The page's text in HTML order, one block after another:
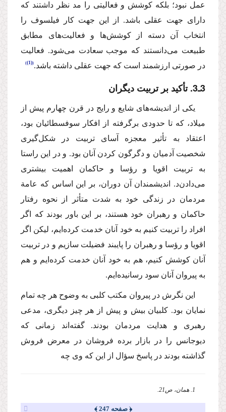
عمل نبود؛‌ بلكه كوشش و فعالیتی را مد نظر داشتند كه
دارای جهت عقلی باشد. از این جهت كار فیلسوف را
انتخاب آن دسته از كوشش‌‌ها و فعالیت‌‌های مطابق
طبیعت می‌دانستند كه موجب سعادت می‌شود. فعالیت
در صورتی ارزشمند است كه جهت عقلی داشته باشد. (1)
3ـ3. تأكید بر تربیت دیگران
‌یكی از اندیشه‌های شایع و رایج در قر‌ن چهارم پیش از
میلاد، كه تا حدودی برگرفته از افكار سوفسطائیان بود،
اعتقاد به تأثیر معجزه آسای تربیت در شكل‌گیری
شخصیت‌ آدمیان و دگرگون كردن آنان‌ بود. و در این راستا
به ‌تربیت اقویا و رؤسا و حاكمان اهمیت بیشتری
می‌دادن‌د. اندیشمندان آن دوران، بر این اساس كه عامة
مردمان در زندگی خود به شدت متأثر از نحوه رفتار
حاكمان و رهبران خود هستند، ‌بر این باور بودند كه اگر
افراد را تربیت كنیم به خود آنان خدمت كرده‌ایم،‌ لیكن اگر
اقویا و رؤسا و رهبران‌ را پایبند فضیلت سازیم و در تربیت
آنان كوشش كنیم،‌ هم به خود آنان خدمت كرده‌ایم‌ و هم
به پیروان‌ آنان سود رسانیده‌ایم.
‌این نگرش در پیروان مكتب كلبی به وضوح هر چه تمام
نمایان بود. كلبیان بیش و پیش از هر چیز دیگری، مدعی
رهبری و هدایت مردمان بودند. گفته‌اند زمانی كه
دیوجانس را در بازار برده فروشان در معرض فروش
گذاشته بودند در پاسخ سؤال از این كه وی چه
1. همان، ص21.
﴿ صفحه 247 ﴾